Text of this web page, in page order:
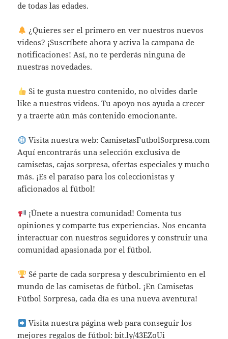
de todas las edades.
¿Quieres ser el primero en ver nuestros nuevos
videos? ¡Suscríbete ahora y activa la campana de
notificaciones! Así, no te perderás ninguna de
nuestras novedades.
Si te gusta nuestro contenido, no olvides darle
like a nuestros videos. Tu apoyo nos ayuda a crecer
y a traerte aún más contenido emocionante.
Visita nuestra web: CamisetasFutbolSorpresa.com
Aquí encontrarás una selección exclusiva de
camisetas, cajas sorpresa, ofertas especiales y mucho
más. ¡Es el paraíso para los coleccionistas y
aficionados al fútbol!
¡Únete a nuestra comunidad! Comenta tus
opiniones y comparte tus experiencias. Nos encanta
interactuar con nuestros seguidores y construir una
comunidad apasionada por el fútbol.
Sé parte de cada sorpresa y descubrimiento en el
mundo de las camisetas de fútbol. ¡En Camisetas
Fútbol Sorpresa, cada día es una nueva aventura!
Visita nuestra página web para conseguir los
mejores regalos de fútbol: bit.ly/43EZoUi